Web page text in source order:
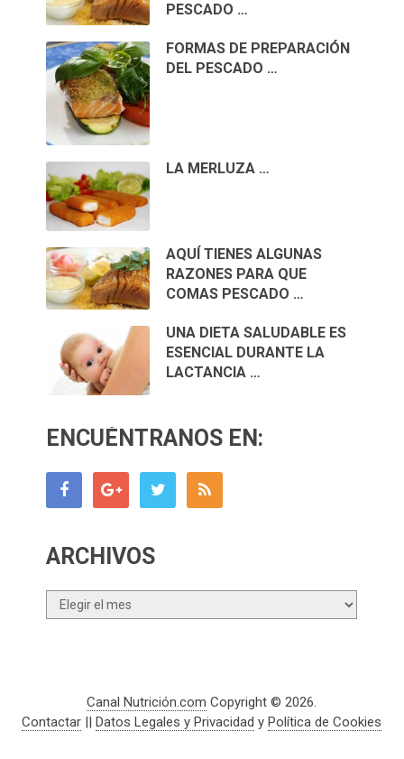
PESCADO …
FORMAS DE PREPARACIÓN
DEL PESCADO …
LA MERLUZA …
AQUÍ TIENES ALGUNAS
RAZONES PARA QUE
COMAS PESCADO …
UNA DIETA SALUDABLE ES
ESENCIAL DURANTE LA
LACTANCIA …
ENCUÉNTRANOS EN:
ARCHIVOS
Archivos
Canal Nutrición.com Copyright © 2026.
Contactar ||Datos Legales y Privacidad yPolítica de Cookies